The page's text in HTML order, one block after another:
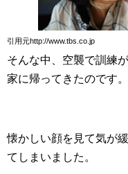
引用元http://www.tbs.co.jp
そんな中、空襲で訓練
家に帰ってきたのです。
懐かしい顔を見て気が
てしまいました。